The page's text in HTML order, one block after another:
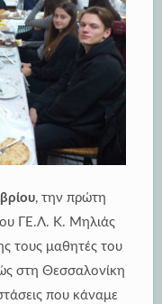
, την πρώτη
ΓΕ.Λ. Κ. Μηλιάς
τους μαθητές του
στη Θεσσαλονίκη
που κάναμε